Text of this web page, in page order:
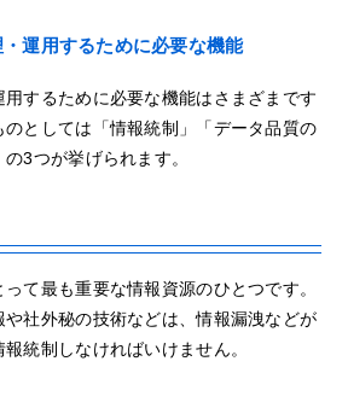
運用するために必要な機能
するために必要な機能はさまざまです
としては「情報統制」「データ品質の
3つが挙げられます。
て最も重要な情報資源のひとつです。
社外秘の技術などは、情報漏洩などが
統制しなければいけません。